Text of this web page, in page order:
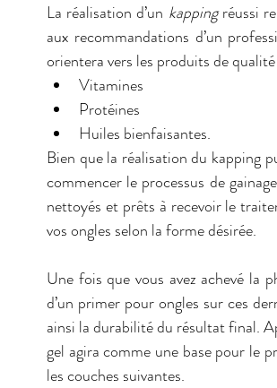
La réalisation d’un kapping réussi
aux recommandations d’un
orientera vers les produits de
Vitamines
Protéines
Huiles bienfaisantes.
Bien que la réalisation du kapping
commencer le processus de
nettoyés et prêts à recevoir le
vos ongles selon la forme désirée.
Une fois que vous avez achevé la
d’un primer pour ongles sur ces
ainsi la durabilité du résultat final.
gel agira comme une base pour le
les couches suivantes.